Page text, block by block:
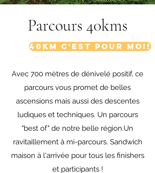
Parcours 40kms
40km c'est pour moi!
Avec 700 mètres de dénivelé positif, ce
parcours vous promet de belles
ascensions mais aussi des descentes
ludiques et techniques. Un parcours
"best of" de notre belle région. ​ Un
ravitaillement à mi-parcours. Sandwich
maison à l'arrivée pour tous les finishers
et participants ! ​